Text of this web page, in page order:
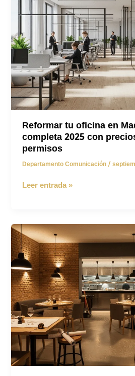
Reformar tu oficina en
completa 2025 con
permisos
Departamento Comunicación/
Reformar
en
Madrid:
Guía
completa
2025
con
precios,
tendencias
y
permisos
Leer entrada »